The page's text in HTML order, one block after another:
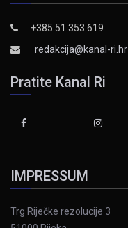
+385 51 353 619
redakcija@kanal-ri.hr
Pratite Kanal Ri
IMPRESSUM
Trg Riječke rezolucije 3